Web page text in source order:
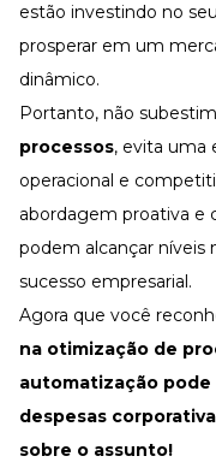
estão investindo no
prosperar em um
dinâmico.
Portanto, não
processos, evita uma
operacional e
abordagem proativa e
podem alcançar níveis
sucesso empresarial.
Agora que você
na otimização de
automatização
despesas
sobre o assunto!